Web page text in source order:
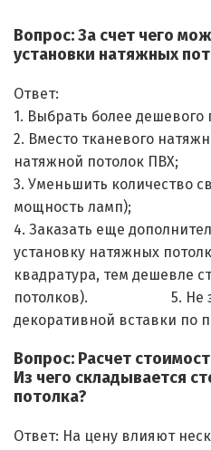
Вопрос: За счет чего
установки натяжных
Ответ:
1. Выбрать более дешевого
2. Вместо тканевого
натяжной потолок ПВХ;
3. Уменьшить количество
мощность ламп);
4. Заказать еще
установку натяжных
квадратура, тем дешевле
потолков). 5. Не
декоративной вставки по
Вопрос: Расчет
Из чего складывается
потолка?
Ответ: На цену влияют